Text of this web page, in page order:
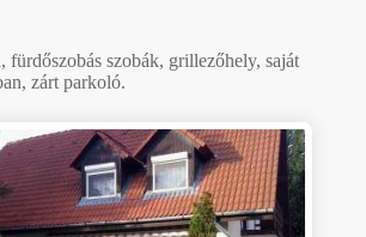
fürdőszobás szobák, grillezőhely, saját
zárt parkoló.